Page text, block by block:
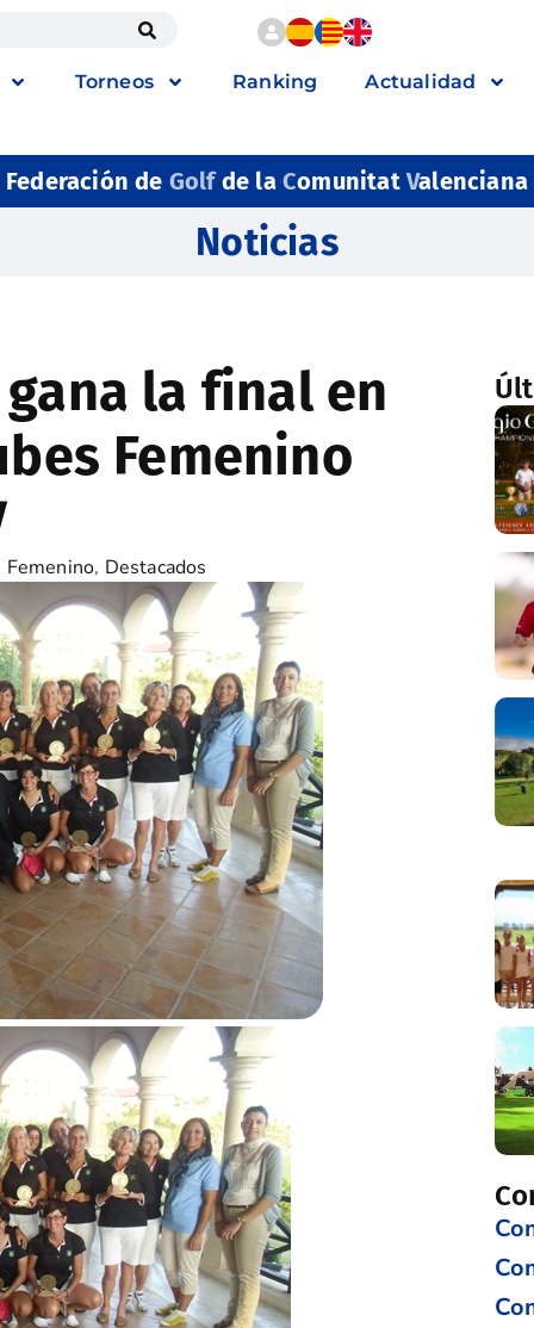
Torneos Ranking Actualidad
Federación de Golfde la ComunitatValenciana
Noticias
la final en
Femenino
Femenino, Destacados